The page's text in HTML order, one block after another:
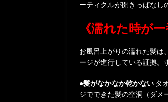
ーティクルが開きっぱなし
《濡れた時が
お風呂上がりの濡れた髪
ージが進行している証拠。
●髪がなかなか乾かない タ
ジでできた髪の空洞（ダメ